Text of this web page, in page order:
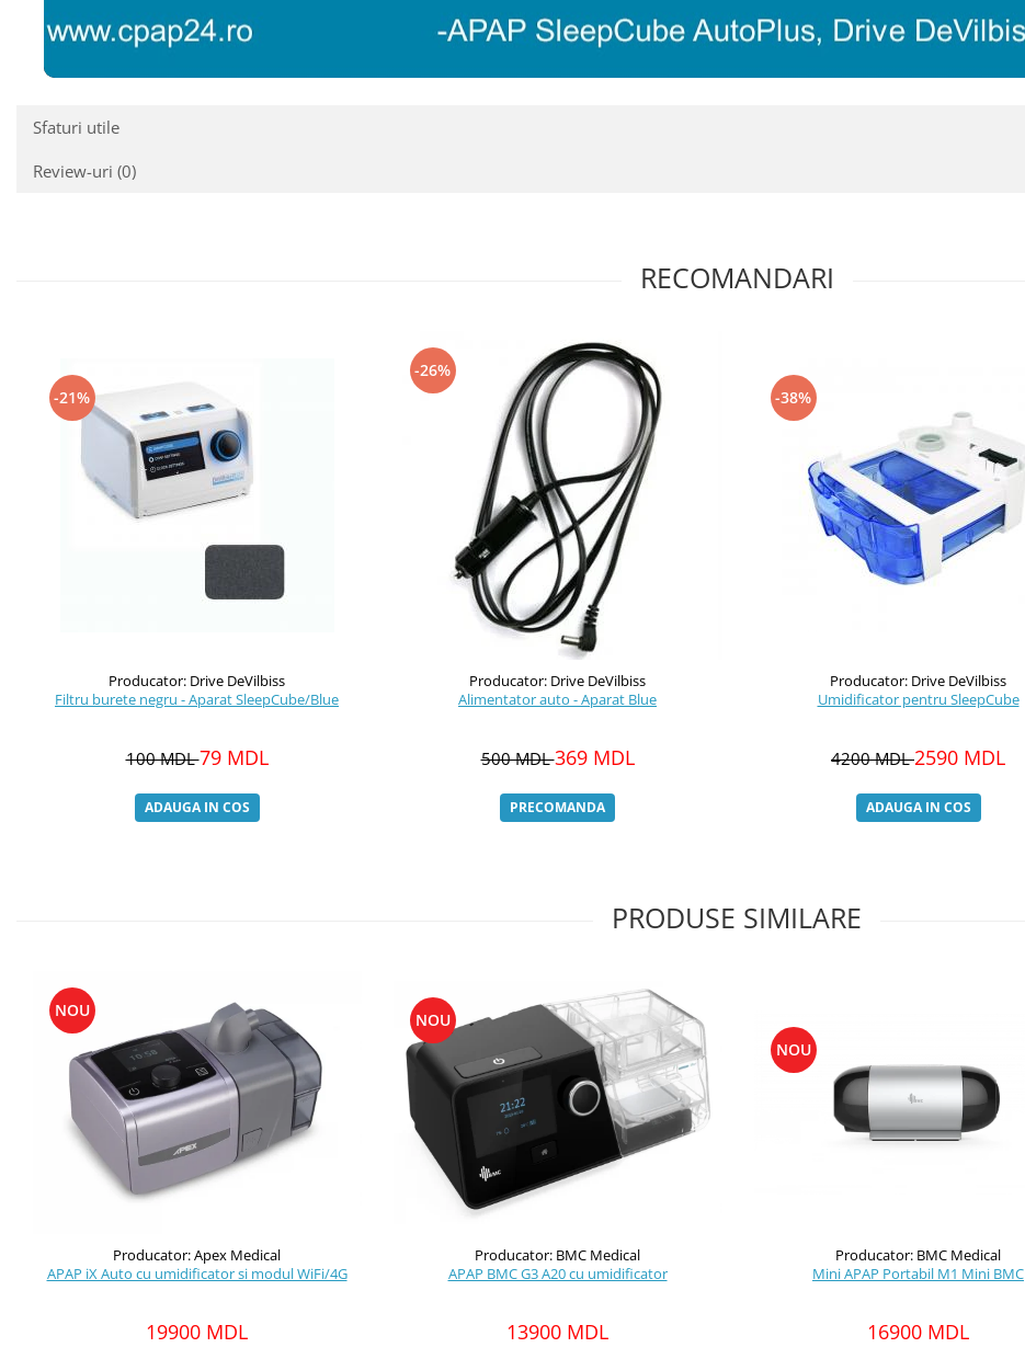
Sfaturi utile
Review-uri (0)
RECOMANDARI
-21%
Producator: Drive DeVilbiss
Filtru burete negru - Aparat SleepCube/Blue
100 MDL79 MDL
ADAUGA IN COS
-26%
Producator: Drive DeVilbiss
Alimentator auto - Aparat Blue
500 MDL369 MDL
PRECOMANDA
-38%
Producator: Drive DeVilbiss
Umidificator pentru SleepCube
4200 MDL2590 MDL
ADAUGA IN COS
PRODUSE SIMILARE
NOU
Producator: Apex Medical
APAP iX Auto cu umidificator si modul WiFi/4G
19900 MDL
NOU
Producator: BMC Medical
APAP BMC G3 A20 cu umidificator
13900 MDL
NOU
Producator: BMC Medical
Mini APAP Portabil M1 Mini BMC
16900 MDL